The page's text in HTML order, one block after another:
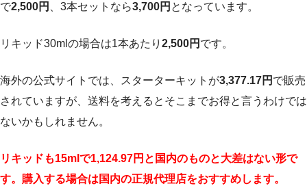
で2,500円 、3本セットなら3,700円 となっています。
リキッド30mlの場合は1本あたり 2,500円 です。
海外の公式サイトでは、スターターキットが3,377.17円 で販売
されていますが、送料を考えるとそこまでお得と言うわけでは
ないかもしれません。
リキッドも15mlで1,124.97円と国内のものと大差はない形で
す。購入する場合は国内の正規代理店をおすすめします。